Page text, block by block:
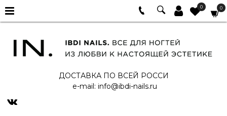
0 0
ДОСТАВКА ПО ВСЕЙ РОССИ
e-mail: info@ibdi-nails.ru